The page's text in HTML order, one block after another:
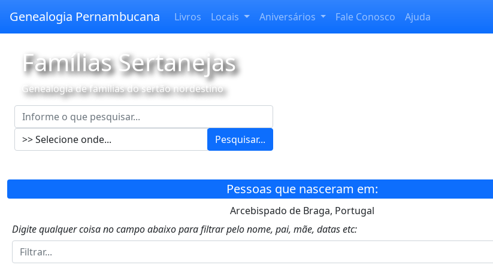
Genealogia Pernambucana Livros Locais Aniversários Fale Conosco Ajuda
Famílias Sertanejas
Genealogia de famílias do sertão nordestino
Pesquisar...
Pessoas que nasceram em:
Arcebispado de Braga, Portugal
Digite qualquer coisa no campo abaixo para filtrar pelo nome, pai, mãe, datas etc: